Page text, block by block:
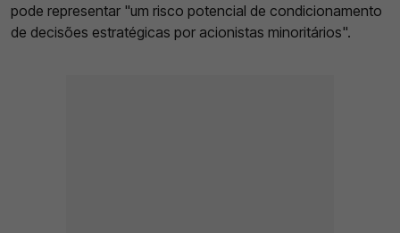
pode representar "um risco potencial de condicionamento
de decisões estratégicas por acionistas minoritários".